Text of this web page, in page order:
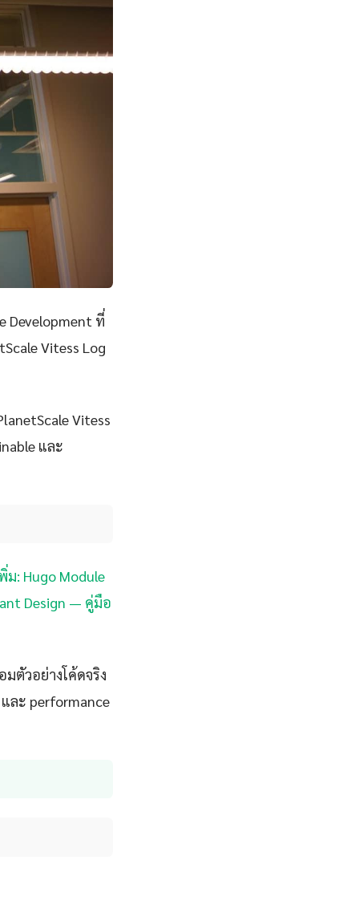
Development ที่
Vitess Log
Vitess
และ
ม: Hugo Module
Design — คู่มือ
ตัวอย่างโค้ดจริง
ละ performance